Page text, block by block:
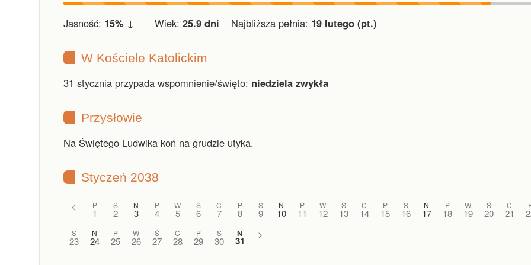
Jasność: 15% ↓ Wiek: 25.9 dni Najbliższa pełnia: 19 lutego (pt.)
W Kościele Katolickim
31 stycznia przypada wspomnienie/święto: niedziela zwykła
Przysłowie
Na Świętego Ludwika koń na grudzie utyka.
Styczeń 2038
< P
1
S
2
N
3
P
4
W
5
Ś
6
C
7
P
8
S
9
N
10
P
11
W
12
Ś
13
C
14
P
15
S
16
N
17
P
18
W
19
Ś
20
C
21
S
23
N
24
P
25
W
26
Ś
27
C
28
P
29
S
30
N
31
>